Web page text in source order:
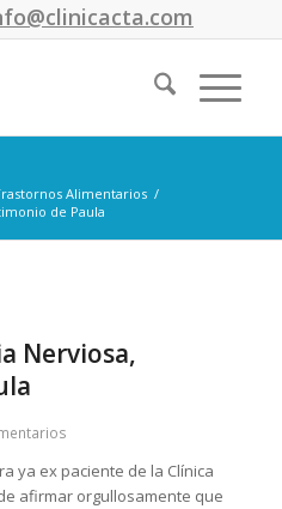
Alimentarios /
de Paula
Nerviosa,
ya ex paciente de la Clínica
afirmar orgullosamente que